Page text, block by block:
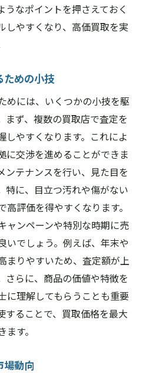
うなポイントを押さえておく
しやすくなり、高価買取を実
ための小技
めには、いくつかの小技を駆
まず、複数の買取店で査定を
しやすくなります。これによ
に交渉を進めることができま
ンテナンスを行い、見た目を
特に、目立つ汚れや傷がない
評価を得やすくなります。
ャンペーンや特別な時期に売
いでしょう。例えば、年末や
まりやすいため、査定額が上
さらに、商品の価値や特徴を
に理解してもらうことも重要
することで、買取価格を最大
す。
場動向